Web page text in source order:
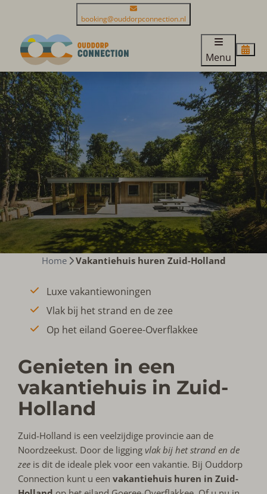
booking@ouddorpconnection.nl
Menu
Home Vakantiehuis huren Zuid-Holland
Luxe vakantiewoningen
Vlak bij het strand en de zee
Op het eiland Goeree-Overflakkee
Genieten in een
vakantiehuis in Zuid-
Holland
Zuid-Holland is een veelzijdige provincie aan de
Noordzeekust. Door de liggingvlak bij het strand en de
zee is dit de ideale plek voor een vakantie. Bij Ouddorp
Connection kunt u eenvakantiehuis huren in Zuid-